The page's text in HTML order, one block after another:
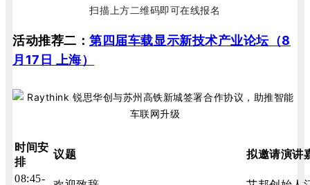
扫描上方二维码即可在线报名
活动推荐二：第四届车载显示新技术产业论坛（8
月17日 上海）
时间安
排
议题 拟邀请演讲
08:45-